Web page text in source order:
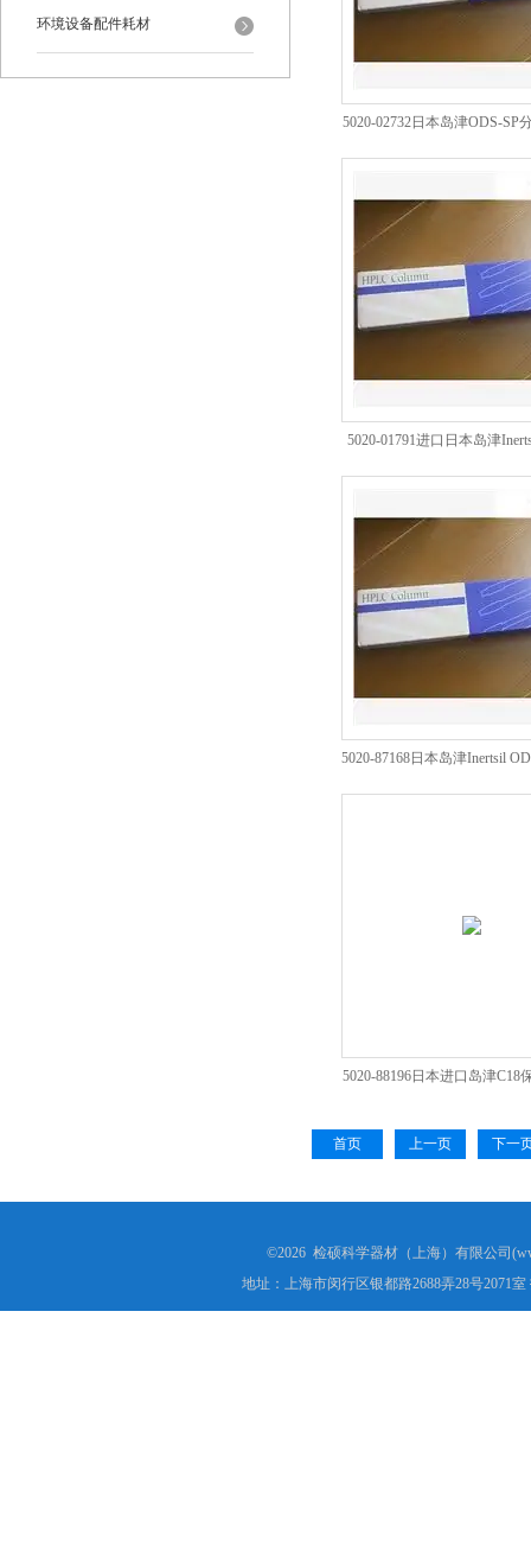
环境设备配件耗材
5020-02732日本岛津ODS-SP
销商*批发
5020-01791进口日本岛津
析柱批发*
5020-87168日本岛津Inertsil
代理商报价
5020-88196日本进口岛津C18
首页
上一页 下一
©2026 检硕科学器材（上海）有限公司
地址：上海市闵行区银都路2688弄28号2071